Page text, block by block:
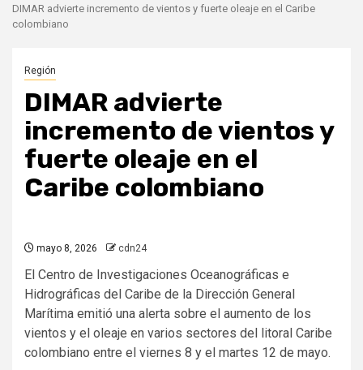
DIMAR advierte incremento de vientos y fuerte oleaje en el Caribe
colombiano
Región
DIMAR advierte
incremento de vientos y
fuerte oleaje en el
Caribe colombiano
mayo 8, 2026 cdn24
El Centro de Investigaciones Oceanográficas e
Hidrográficas del Caribe de la Dirección General
Marítima emitió una alerta sobre el aumento de los
vientos y el oleaje en varios sectores del litoral Caribe
colombiano entre el viernes 8 y el martes 12 de mayo.